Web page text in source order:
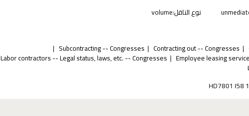
نوع الناقل:volume
Contracting out -- Congresses
Subcontracting -- Congresses
Employee leasing
Labor contractors -- Legal status, laws, etc. -- Congresses
HD7801 I58